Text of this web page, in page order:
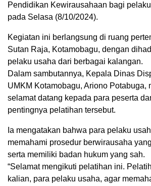
Pendidikan Kewirausahaan bagi
pada Selasa (8/10/2024).
Kegiatan ini berlangsung di ruang
Sutan Raja, Kotamobagu, dengan
pelaku usaha dari berbagai kalangan.
Dalam sambutannya, Kepala Dinas
UMKM Kotamobagu, Ariono Potabuga,
selamat datang kepada para peserta
pentingnya pelatihan tersebut.
Ia mengatakan bahwa para pelaku
memahami prosedur berwirausaha
serta memiliki badan hukum yang sah.
“Selamat mengikuti pelatihan ini.
kalian, para pelaku usaha, agar